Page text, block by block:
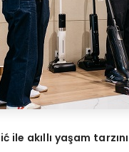
ć ile akıllı yaşam tarzını